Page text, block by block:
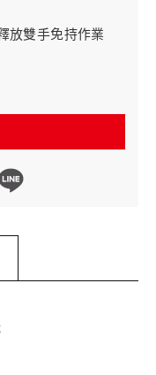
放雙手免持作業